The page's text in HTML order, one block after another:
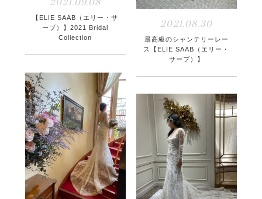
2021.09.08
【ELIE SAAB（エリー・サ
ーブ）】2021 Bridal
Collection
2021.08.30
最高級のシャンテリーレー
ス【ELIE SAAB（エリー・
サーブ）】